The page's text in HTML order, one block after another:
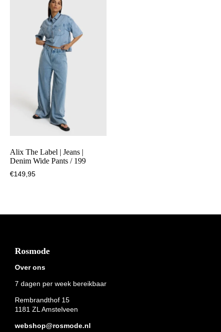
Alix The Label | Jeans |
Denim Wide Pants / 199
€149,95
Footer
Rosmode
Over ons
7 dagen per week bereikbaar
Rembrandthof 15
1181 ZL Amstelveen
webshop@rosmode.nl